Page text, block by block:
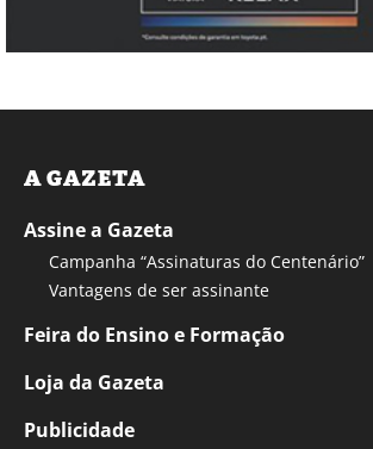
A GAZETA
Assine a Gazeta
Campanha “Assinaturas do Centenário”
Vantagens de ser assinante
Feira do Ensino e Formação
Loja da Gazeta
Publicidade